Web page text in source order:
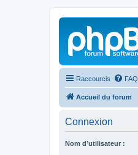
Raccourcis FAQ
Accueil du forum
Connexion
Nom d’utilisateur :